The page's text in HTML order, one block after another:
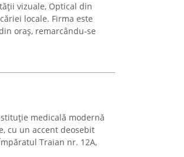
vizuale, Optical din
locale. Firma este
oraș, remarcându-se
medicală modernă
cu un accent deosebit
Traian nr. 12A,